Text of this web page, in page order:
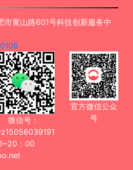
黄山路601号科技创新服务中
微信号：
官方微信公众
号
：00